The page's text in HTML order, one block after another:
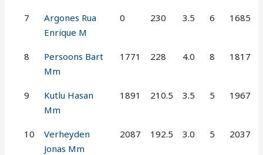
7
Argones Rua
Enrique M
0 230 3.5 6 1685
8
Persoons Bart
Mm
1771 228 4.0 8 1817
9
Kutlu Hasan
Mm
1891 210.5 3.5 5 1967
10
Verheyden
Jonas Mm
2087 192.5 3.0 5 2037